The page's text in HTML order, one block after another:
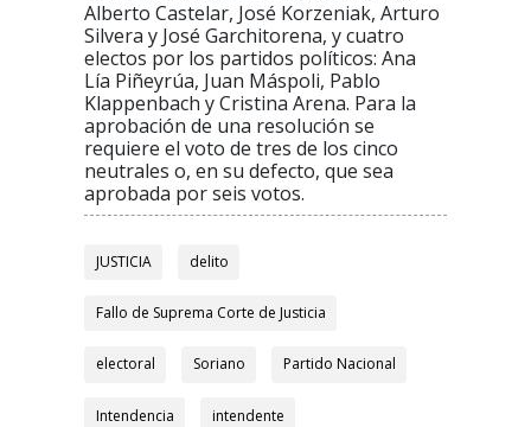
Alberto Castelar, José Korzeniak, Arturo
Silvera y José Garchitorena, y cuatro
electos por los partidos políticos: Ana
Lía Piñeyrúa, Juan Máspoli, Pablo
Klappenbach y Cristina Arena. Para la
aprobación de una resolución se
requiere el voto de tres de los cinco
neutrales o, en su defecto, que sea
aprobada por seis votos.
JUSTICIA delito
Fallo de Suprema Corte de Justicia
electoral Soriano Partido Nacional
Intendencia intendente